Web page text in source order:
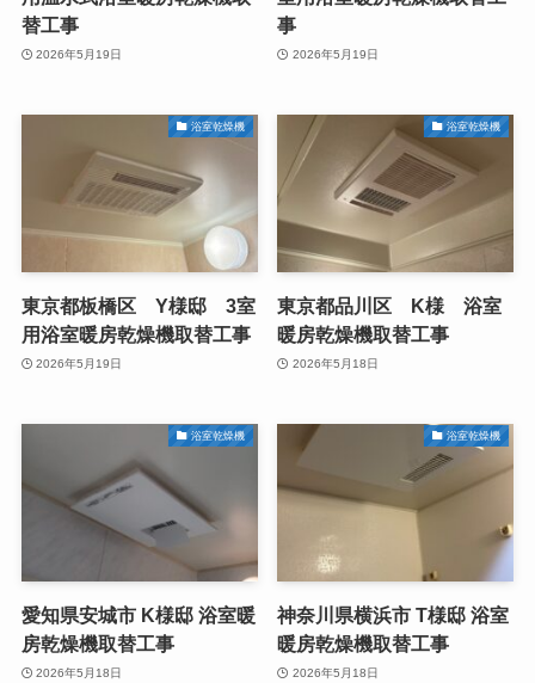
替工事
2026年5月19日
事
2026年5月19日
浴室乾燥機
東京都板橋区 Y様邸 3室
用浴室暖房乾燥機取替工事
2026年5月19日
浴室乾燥機
東京都品川区 K様 浴室
暖房乾燥機取替工事
2026年5月18日
浴室乾燥機
愛知県安城市 K様邸 浴室暖
房乾燥機取替工事
2026年5月18日
浴室乾燥機
神奈川県横浜市 T様邸 浴室
暖房乾燥機取替工事
2026年5月18日